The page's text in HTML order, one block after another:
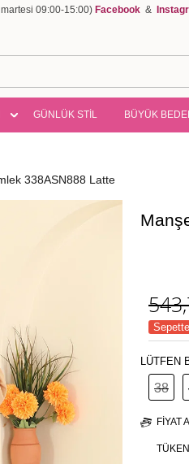
09:00-15:00) Facebook &
GÜNLÜK STİL BÜYÜK
338ASN888 Latte
LÜTFEN
38
FIYAT